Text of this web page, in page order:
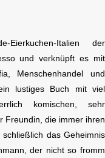
Italien der
und verknüpft es mit
Menschenhandel und
lustiges Buch mit viel
komischen, sehr
Freundin, die immer ihren
das Geheimnis
der nicht so fromm